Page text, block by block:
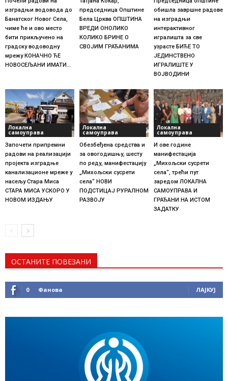
изградњи водовода до
Банатског Новог Села,
чиме ће и ово место
бити прикључено на
градску водоводну
мрежу КОНАЧНО ЋЕ
НОВОСЕЉАНИ ИМАТИ...
председница Општине
Бела Црква ОПШТИНА
ВРЕДИ ОНОЛИКО
КОЛИКО БРИНЕ О
СВОЈИМ ГРАЂАНИМА
обишла завршне радове
на изградњи
интерактивног
игралишта за све
узрасте БИЋЕ ТО
ЈЕДИНСТВЕНО
ИГРАЛИШТЕ У
ВОЈВОДИНИ
Локална
самоуправа
Започети припремни
радови на реализацији
пројекта изградње
канализационе мреже у
насељу Стара Миса
СТАРА МИСА УСКОРО У
НОВОМ ИЗДАЊУ
Локална
самоуправа
Обезбеђена средства и
за овогодишњу, шесту
по реду, манифестацију
„Михољски сусрети
села“ НОВИ
ПОДСТИЦАЈ РУРАЛНОМ
РАЗВОЈУ
Локална
самоуправа
И ове године
манифестација
„Михољски сусрети
села“, трећи пут
заредом ЛОКАЛНА
САМОУПРАВА И
ГРАЂАНИ НА ИСТОМ
ЗАДАТКУ
ОСТАНИТЕ ПОВЕЗАНИ
0 Фанова ЛАЈКУЈ